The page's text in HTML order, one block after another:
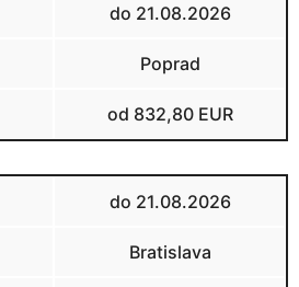
do 21.08.2026
Poprad
od 832,80 EUR
do 21.08.2026
Bratislava